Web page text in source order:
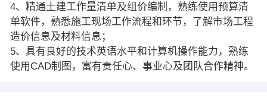
4、精通土建工作量清单及组价编制，熟练使用预算清
单软件，熟悉施工现场工作流程和环节，了解市场工程
造价信息及材料信息；
5、具有良好的技术英语水平和计算机操作能力，熟练
使用CAD制图，富有责任心、事业心及团队合作精神。